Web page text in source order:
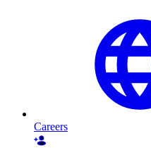
Careers